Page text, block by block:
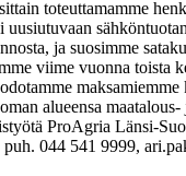
toteuttamamme
ja suosimme
viime vuonna toista
alueensa
ProAgria Länsi-
044 541 9999,